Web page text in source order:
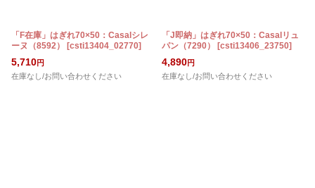
「F在庫」はぎれ70×50：Casalシレ
ーヌ（8592）
[csti13404_02770]
5,710円
在庫なし/お問い合わせください
「J即納」はぎれ70×50：Casalリュ
パン（7290）
[csti13406_23750]
4,890円
在庫なし/お問い合わせください